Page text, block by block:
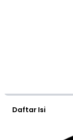
Daftar Isi